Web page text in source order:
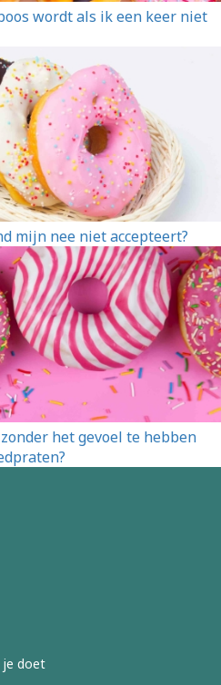
wordt als ik een keer niet
mijn nee niet accepteert?
het gevoel te hebben
je doet